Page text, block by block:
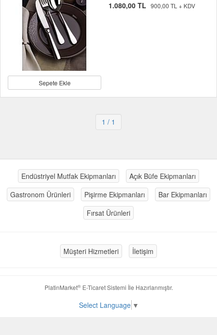
Sepete Ekle
1.080,00 TL 900,00 TL + KDV
1 / 1
Endüstriyel Mutfak Ekipmanları
Açık Büfe Ekipmanları
Gastronom Ürünleri
Pişirme Ekipmanları
Bar Ekipmanları
Fırsat Ürünleri
Müşteri Hizmetleri İletişim
PlatinMarket®E-Ticaret Sistemi İle Hazırlanmıştır.
Select Language ▼